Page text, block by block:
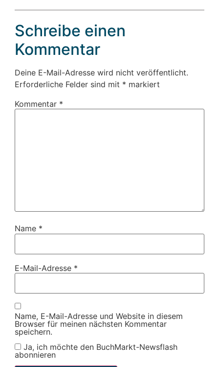
Schreibe einen
Kommentar
Deine E-Mail-Adresse wird nicht veröffentlicht.
Erforderliche Felder sind mit * markiert
Kommentar *
Name *
E-Mail-Adresse *
Name, E-Mail-Adresse und Website in diesem
Browser für meinen nächsten Kommentar
speichern.
Ja, ich möchte den BuchMarkt-Newsflash
abonnieren